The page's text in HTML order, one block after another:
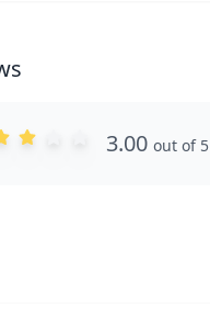
3.00 out of 5